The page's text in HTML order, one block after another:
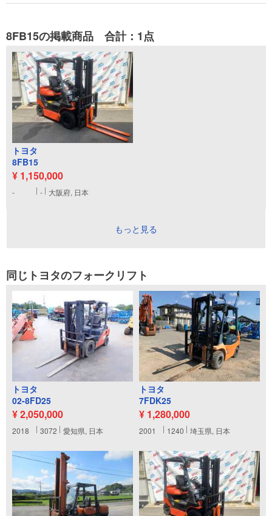
8FB15の掲載商品 合計：1点
トヨタ
8FB15
¥ 1,150,000
- - 大阪府, 日本
もっと見る
同じトヨタのフォークリフト
トヨタ
02-8FD25
¥ 2,050,000
2018 3072 愛知県, 日本
トヨタ
7FDK25
¥ 1,280,000
2001 1240 埼玉県, 日本